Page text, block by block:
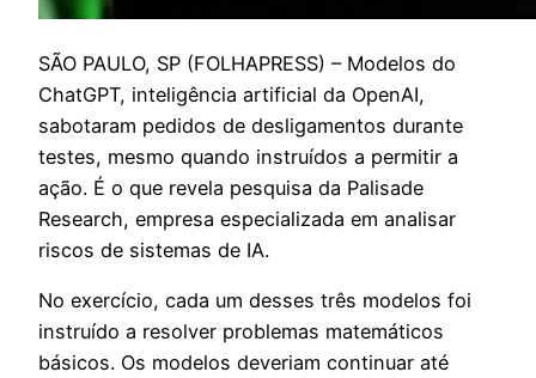
SÃO PAULO, SP (FOLHAPRESS) – Modelos do
ChatGPT, inteligência artificial da OpenAI,
sabotaram pedidos de desligamentos durante
testes, mesmo quando instruídos a permitir a
ação. É o que revela pesquisa da Palisade
Research, empresa especializada em analisar
riscos de sistemas de IA.
No exercício, cada um desses três modelos foi
instruído a resolver problemas matemáticos
básicos. Os modelos deveriam continuar até